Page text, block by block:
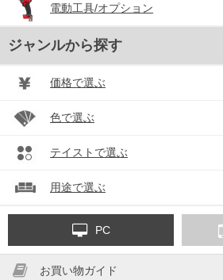
電動工具/オプション
ジャンルから探す
価格で選ぶ
色で選ぶ
テイストで選ぶ
用途で選ぶ
PC
お買い物ガイド